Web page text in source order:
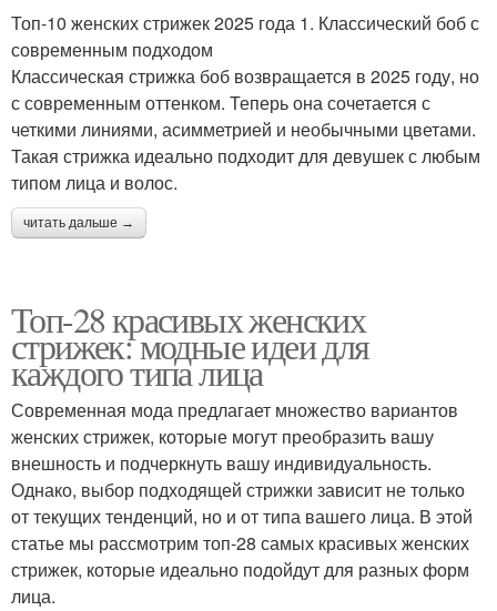
Топ-10 женских стрижек 2025 года 1. Классический боб с
современным подходом
Классическая стрижка боб возвращается в 2025 году, но
с современным оттенком. Теперь она сочетается с
четкими линиями, асимметрией и необычными цветами.
Такая стрижка идеально подходит для девушек с любым
типом лица и волос.
читать дальше →
Топ-28 красивых женских
стрижек: модные идеи для
каждого типа лица
Современная мода предлагает множество вариантов
женских стрижек, которые могут преобразить вашу
внешность и подчеркнуть вашу индивидуальность.
Однако, выбор подходящей стрижки зависит не только
от текущих тенденций, но и от типа вашего лица. В этой
статье мы рассмотрим топ-28 самых красивых женских
стрижек, которые идеально подойдут для разных форм
лица.